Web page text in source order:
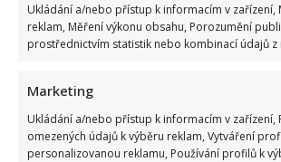
Ukládání a/nebo přístup k informacím v zařízení,
reklam, Měření výkonu obsahu, Porozumění
prostřednictvím statistik nebo kombinací údajů z
Marketing
Ukládání a/nebo přístup k informacím v zařízení,
omezených údajů k výběru reklam, Vytváření
personalizovanou reklamu, Používání profilů k
Tragický konec Františka Sahuly:
mladíci ubili kvůli banálnímu sporu